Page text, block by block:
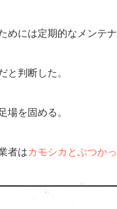
めには定期的なメンテナ
と判断した。
場を固める。
者はカモシカとぶつか